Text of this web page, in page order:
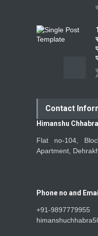
Contact
Himanshu
Flat no-104,
Apartment,
Phone no and Email
+91-9897779955